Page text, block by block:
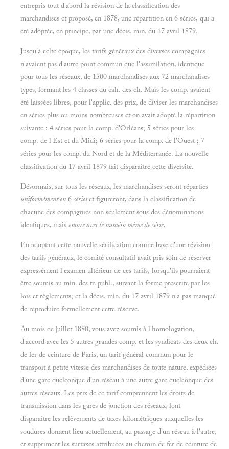
entrepris tout d'abord la révision de la classification des
marchandises et proposé, en 1878, une répartition en 6 séries, qui a
été adoptée, en principe, par une décis. min. du 17 avril 1879.
Jusqu'à celte époque, les tarifs généraux des diverses compagnies
n'avaient pas d'autre point commun que l'assimilation, identique
pour tous les réseaux, de 1500 marchandises aux 72 marchandises-
types, formant les 4 classes du cah. des ch. Mais les comp. avaient
été laissées libres, pour l'applic. des prix, de diviser les marchandises
en séries plus ou moins nombreuses et on avait adopté la répartition
suivante : 4 séries pour la comp. d'Orléans; 5 séries pour les
comp. de l'Est et du Midi; 6 séries pour la comp. de l'Ouest ; 7
séries pour les comp. du Nord et de la Méditerranée. La nouvelle
classification du 17 avril 1879 fait disparaître cette diversité.
Désormais, sur tous les réseaux, les marchandises seront réparties
uniformément en 6 sérieset figureront, dans la classification de
chacune des compagnies non seulement sous des dénominations
identiques, mais encore avec le numéro même de série.
En adoptant cette nouvelle sérification comme base d'une révision
des tarifs généraux, le comité consultatif avait pris soin de réserver
expressément l'examen ultérieur de ces tarifs, lorsqu'ils pourraient
être soumis au min. des tr. publ., suivant la forme prescrite par les
lois et règlements; et la décis. min. du 17 avril 1879 n'a pas manqué
de reproduire formellement cette réserve.
Au mois de juillet 1880, vous avez soumis à l'homologation,
d'accord avec les 5 autres grandes comp. et les syndicats des deux ch.
de fer de ceinture de Paris, un tarif général commun pour le
transpoit à petite vitesse des marchandises de toute nature, expédiées
d'une gare quelconque d'un réseau à une autre gare quelconque des
autres réseaux. Les prix de ce tarif comprennent les droits de
transmission dans les gares de jonction des réseaux, font
disparaître les relèvements de taxes kilométriques auxquelles les
soudures donnent lieu actuellement, au passage d'un réseau à l'autre,
et suppriment les surtaxes attribuées au chemin de fer de ceinture de